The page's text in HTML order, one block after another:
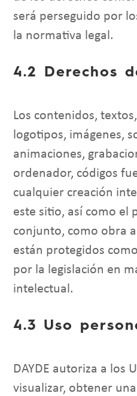
será perseguido por
la normativa legal.
4.2 Derechos
Los contenidos,
logotipos, imágenes,
animaciones,
ordenador, códigos
cualquier creación
este sitio, así como el
conjunto, como obra
están protegidos
por la legislación en
intelectual.
4.3 Uso
DAYDE autoriza a los
visualizar, obtener